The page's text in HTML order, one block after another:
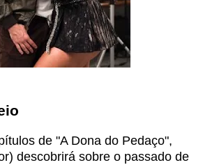
de "A Dona do Pedaço",
descobrirá sobre o passado de